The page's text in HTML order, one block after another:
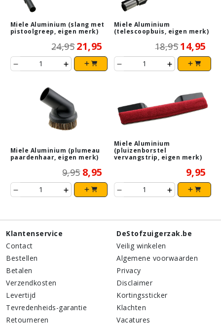
Miele Aluminium (slang met
pistoolgreep, eigen merk)
24,95 21,95
Miele Aluminium
(telescoopbuis, eigen merk)
18,95 14,95
Miele Aluminium (plumeau
paardenhaar, eigen merk)
9,95 8,95
Miele Aluminium
(pluizenborstel
vervangstrip, eigen merk)
9,95
Klantenservice
Contact
Bestellen
Betalen
Verzendkosten
Levertijd
Tevredenheids-garantie
Retourneren
DeStofzuigerzak.be
Veilig winkelen
Algemene voorwaarden
Privacy
Disclaimer
Kortingssticker
Klachten
Vacatures